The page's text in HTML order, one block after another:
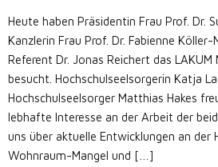
Heute haben Präsidentin Frau Prof. Dr.
Kanzlerin Frau Prof. Dr. Fabienne
Referent Dr. Jonas Reichert das LAKUM
besucht. Hochschulseelsorgerin Katja
Hochschulseelsorger Matthias Hakes
lebhafte Interesse an der Arbeit der
uns über aktuelle Entwicklungen an der
Wohnraum-Mangel und […]